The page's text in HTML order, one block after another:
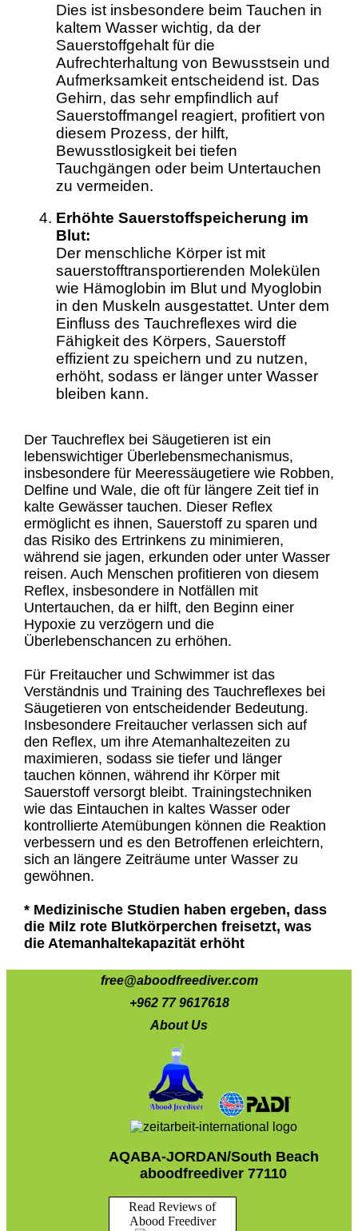
Dies ist insbesondere beim Tauchen in
kaltem Wasser wichtig, da der
Sauerstoffgehalt für die
Aufrechterhaltung von Bewusstsein und
Aufmerksamkeit entscheidend ist. Das
Gehirn, das sehr empfindlich auf
Sauerstoffmangel reagiert, profitiert von
diesem Prozess, der hilft,
Bewusstlosigkeit bei tiefen
Tauchgängen oder beim Untertauchen
zu vermeiden.
Erhöhte Sauerstoffspeicherung im
Blut:
Der menschliche Körper ist mit
sauerstofftransportierenden Molekülen
wie Hämoglobin im Blut und Myoglobin
in den Muskeln ausgestattet. Unter dem
Einfluss des Tauchreflexes wird die
Fähigkeit des Körpers, Sauerstoff
effizient zu speichern und zu nutzen,
erhöht, sodass er länger unter Wasser
bleiben kann.
Der Tauchreflex bei Säugetieren ist ein
lebenswichtiger Überlebensmechanismus,
insbesondere für Meeressäugetiere wie Robben,
Delfine und Wale, die oft für längere Zeit tief in
kalte Gewässer tauchen. Dieser Reflex
ermöglicht es ihnen, Sauerstoff zu sparen und
das Risiko des Ertrinkens zu minimieren,
während sie jagen, erkunden oder unter Wasser
reisen. Auch Menschen profitieren von diesem
Reflex, insbesondere in Notfällen mit
Untertauchen, da er hilft, den Beginn einer
Hypoxie zu verzögern und die
Überlebenschancen zu erhöhen.
Für Freitaucher und Schwimmer ist das
Verständnis und Training des Tauchreflexes bei
Säugetieren von entscheidender Bedeutung.
Insbesondere Freitaucher verlassen sich auf
den Reflex, um ihre Atemanhaltezeiten zu
maximieren, sodass sie tiefer und länger
tauchen können, während ihr Körper mit
Sauerstoff versorgt bleibt. Trainingstechniken
wie das Eintauchen in kaltes Wasser oder
kontrollierte Atemübungen können die Reaktion
verbessern und es den Betroffenen erleichtern,
sich an längere Zeiträume unter Wasser zu
gewöhnen.
* Medizinische Studien haben ergeben, dass
die Milz rote Blutkörperchen freisetzt, was
die Atemanhaltekapazität erhöht
free@aboodfreediver.com
+962 77 9617618
About Us
AQABA-JORDAN/South Beach
aboodfreediver 77110
Read Reviews of
Abood Freediver